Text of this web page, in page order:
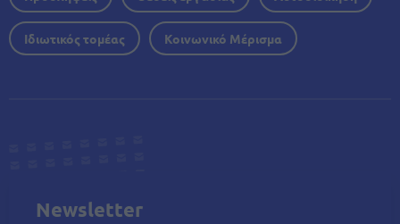
Ιδιωτικός τομέας Κοινωνικό Μέρισμα
Newsletter